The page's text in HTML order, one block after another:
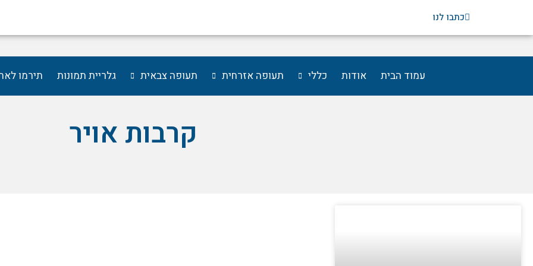
כתבו לנו
עמוד הבית אודות כללי תעופה אזרחית תעופה צבאית גלריית תמונות תירמו
קרבות אויר